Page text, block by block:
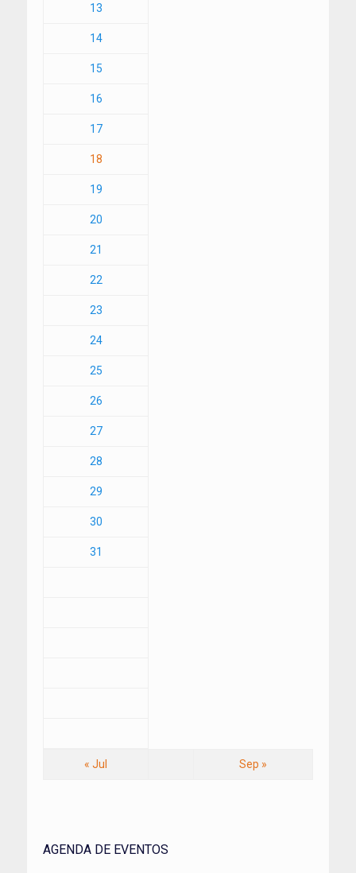
13
14
15
16
17
18
19
20
21
22
23
24
25
26
27
28
29
30
31
« Jul Sep »
AGENDA DE EVENTOS